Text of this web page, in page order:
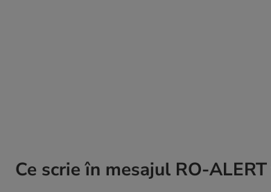
Ce scrie în mesajul RO-